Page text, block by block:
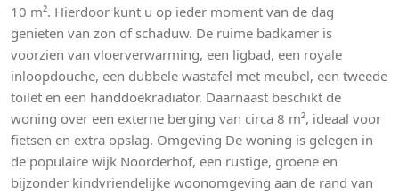
10 m². Hierdoor kunt u op ieder moment van de dag
genieten van zon of schaduw. De ruime badkamer is
voorzien van vloerverwarming, een ligbad, een royale
inloopdouche, een dubbele wastafel met meubel, een tweede
toilet en een handdoekradiator. Daarnaast beschikt de
woning over een externe berging van circa 8 m², ideaal voor
fietsen en extra opslag. Omgeving De woning is gelegen in
de populaire wijk Noorderhof, een rustige, groene en
bijzonder kindvriendelijke woonomgeving aan de rand van